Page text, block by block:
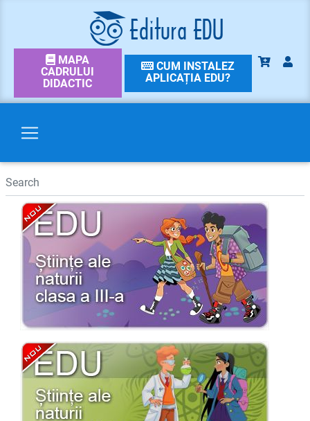
MAPA
CADRULUI
DIDACTIC
CUM INSTALEZ
APLICAȚIA EDU?